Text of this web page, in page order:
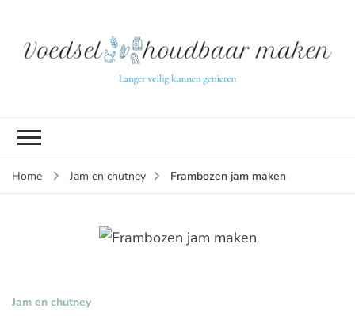
Home Jam en chutney Frambozen jam maken
Jam en chutney